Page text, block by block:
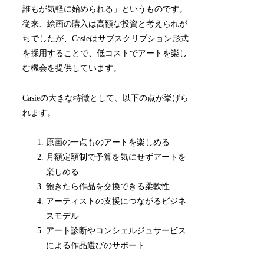
誰もが気軽に始められる」というものです。
従来、絵画の購入は高額な投資と考えられが
ちでしたが、Casieはサブスクリプション形式
を採用することで、低コストでアートを楽し
む機会を提供しています。
Casieの大きな特徴として、以下の点が挙げら
れます。
原画の一点ものアートを楽しめる
月額定額制で予算を気にせずアートを
楽しめる
飽きたら作品を交換できる柔軟性
アーティストの支援につながるビジネ
スモデル
アート診断やコンシェルジュサービス
による作品選びのサポート